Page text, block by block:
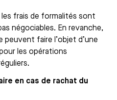
frais de formalités sont
négociables. En revanche,
peuvent faire l’objet d’une
les opérations
en cas de rachat du